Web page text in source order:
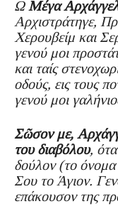
Ω Μέγα
Αρχιστράτηγε,
Χερουβείμ και
γενού μοι
και ταίς
οδούς, εις τους
γενού μοι
Σῶσον με,
του διαβόλου,
δούλον (το
Σου το Άγιον.
επάκουσον της